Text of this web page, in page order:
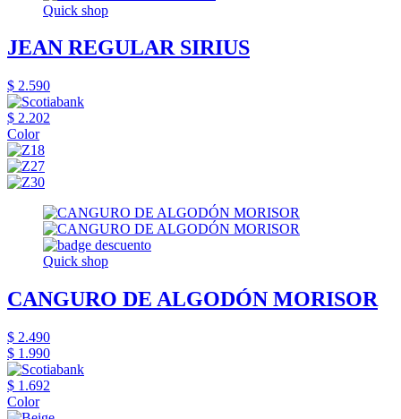
Quick shop
JEAN REGULAR SIRIUS
$ 2.590
$ 2.202
Color
Quick shop
CANGURO DE ALGODÓN MORISOR
$ 2.490
$ 1.990
$ 1.692
Color